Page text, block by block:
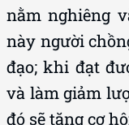
nằm nghiêng
này người
đạo; khi đạt
và làm giảm
đó sẽ tăng cơ